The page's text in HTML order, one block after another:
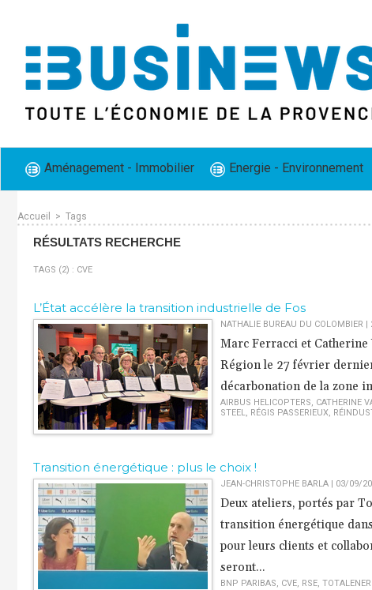
Aménagement - Immobilier Energie - Environnement
Accueil > Tags
RÉSULTATS RECHERCHE
TAGS (2) : CVE
L’État accélère la transition industrielle de Fos
NATHALIE BUREAU DU COLOMBIER
Marc Ferracci et
Région le 27 février
décarbonation de la zone
AIRBUS HELICOPTERS, CATHERINE
STEEL, RÉGIS PASSERIEUX,
Transition énergétique : plus le choix !
JEAN-CHRISTOPHE BARLA | 03/09/
Deux ateliers, portés par
transition énergétique
pour leurs clients et
seront...
BNP PARIBAS, CVE, RSE,